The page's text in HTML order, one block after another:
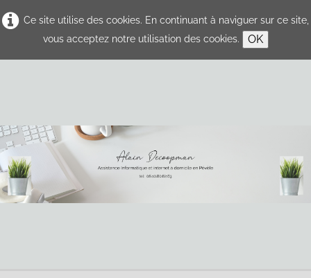
Ce site utilise des cookies. En continuant à naviguer sur ce site,
vous acceptez notre utilisation des cookies.
OK